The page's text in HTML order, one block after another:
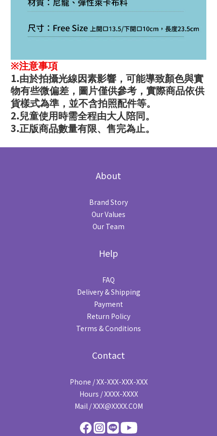
※注意事項
1.由於拍攝光線因素影響，可能導致顏色與實
物有些微偏差，圖片僅供參考，實際商品依供
貨樣式為準，並不含拍照配件等。
2.兒童使用時需全程由大人陪同。
3.正版商品數量有限、售完為止。
About
Brand Story
Our Values
Our Team
Help
FAQ
Delivery & Shipping
Payment
Return Policy
Terms & Conditions
Contact
Phone / XX-XXX-XXX-XXX
Hours / XXXX-XXXX
Mail / XXX@XXXX.COM